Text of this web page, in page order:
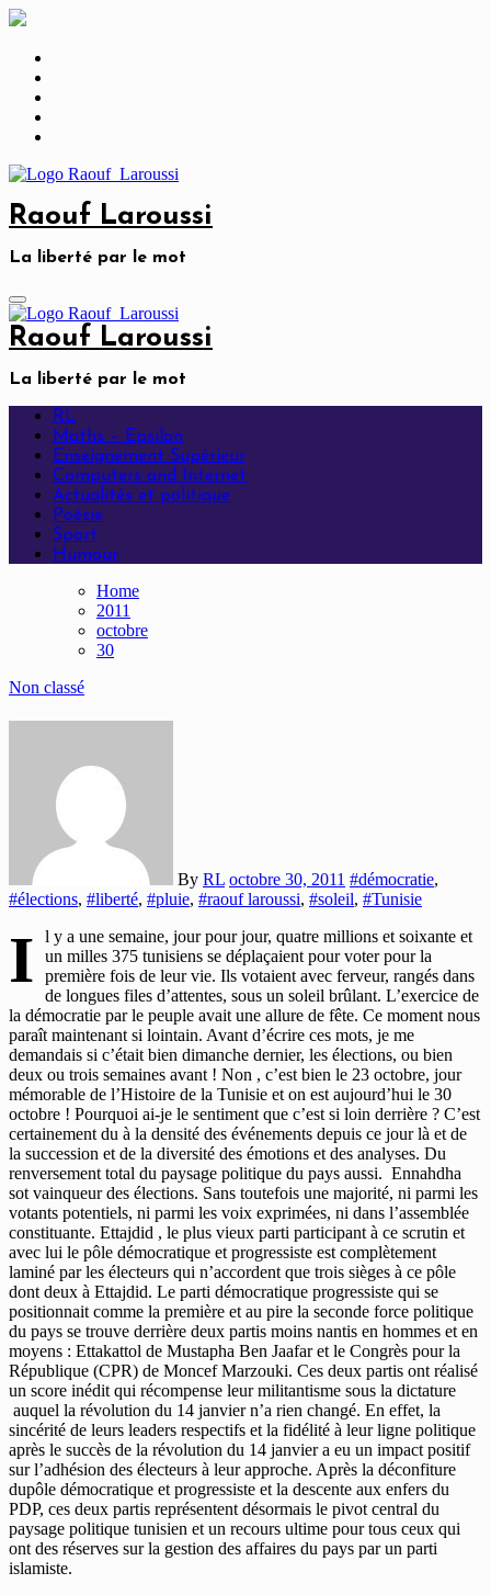
Skip
content
Raouf Laroussi
La liberté par le mot
Raouf Laroussi
La liberté par le mot
RL
Maths – Epsilon
Enseignement Supérieur
Computers and Internet
Actualités et politique
Poésie
Sport
Humour
Home
2011
octobre
30
Non classé
By RL octobre 30, 2011 #démocratie,
#élections, #liberté, #pluie, #raouf laroussi, #soleil, #Tunisie
I
l y a une semaine, jour pour jour, quatre millions et soixante et
un milles 375 tunisiens se déplaçaient pour voter pour la
première fois de leur vie. Ils votaient avec ferveur, rangés dans
de longues files d’attentes, sous un soleil brûlant. L’exercice de
la démocratie par le peuple avait une allure de fête. Ce moment nous
paraît maintenant si lointain. Avant d’écrire ces mots, je me
demandais si c’était bien dimanche dernier, les élections, ou bien
deux ou trois semaines avant ! Non , c’est bien le 23 octobre, jour
mémorable de l’Histoire de la Tunisie et on est aujourd’hui le 30
octobre ! Pourquoi ai-je le sentiment que c’est si loin derrière ? C’est
certainement du à la densité des événements depuis ce jour là et de
la succession et de la diversité des émotions et des analyses. Du
renversement total du paysage politique du pays aussi. Ennahdha
sot vainqueur des élections. Sans toutefois une majorité, ni parmi les
votants potentiels, ni parmi les voix exprimées, ni dans l’assemblée
constituante. Ettajdid , le plus vieux parti participant à ce scrutin et
avec lui le pôle démocratique et progressiste est complètement
laminé par les électeurs qui n’accordent que trois sièges à ce pôle
dont deux à Ettajdid. Le parti démocratique progressiste qui se
positionnait comme la première et au pire la seconde force politique
du pays se trouve derrière deux partis moins nantis en hommes et en
moyens : Ettakattol de Mustapha Ben Jaafar et le Congrès pour la
République (CPR) de Moncef Marzouki. Ces deux partis ont réalisé
un score inédit qui récompense leur militantisme sous la dictature
auquel la révolution du 14 janvier n’a rien changé. En effet, la
sincérité de leurs leaders respectifs et la fidélité à leur ligne politique
après le succès de la révolution du 14 janvier a eu un impact positif
sur l’adhésion des électeurs à leur approche. Après la déconfiture
dupôle démocratique et progressiste et la descente aux enfers du
PDP, ces deux partis représentent désormais le pivot central du
paysage politique tunisien et un recours ultime pour tous ceux qui
ont des réserves sur la gestion des affaires du pays par un parti
islamiste.